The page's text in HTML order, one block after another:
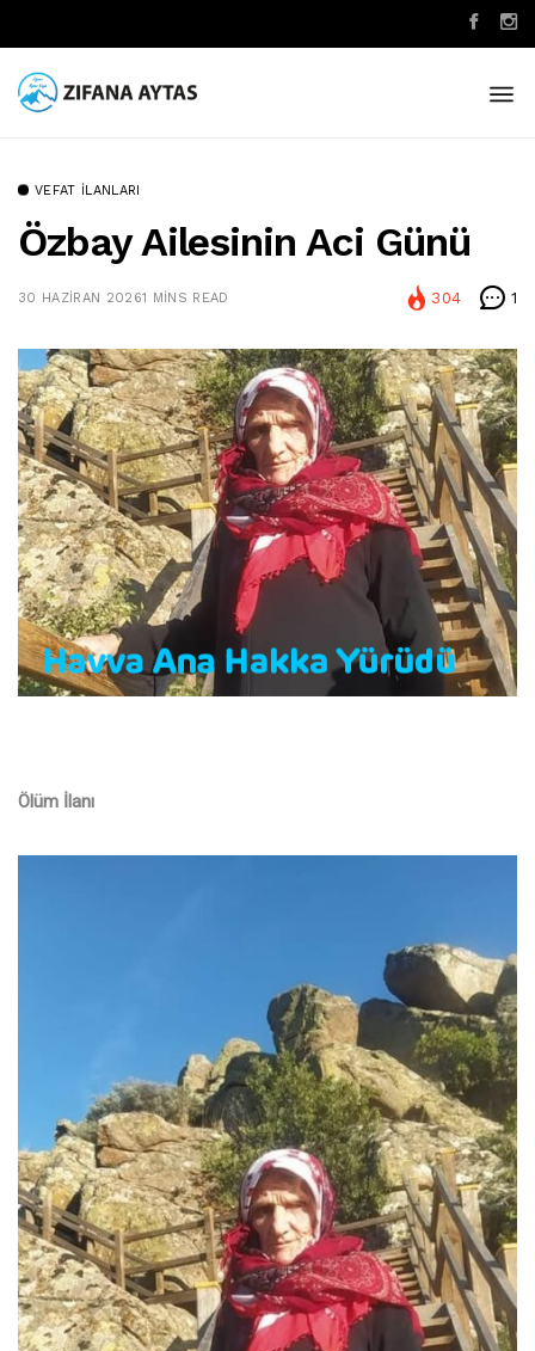
VEFAT İLANLARI
Özbay Ailesinin Aci Günü
30 HAZIRAN 20261 MINS READ 304 1
Ölüm İlanı